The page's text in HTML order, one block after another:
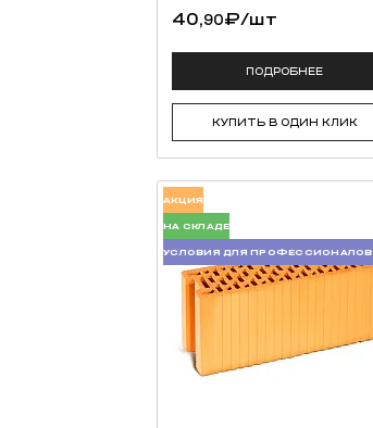
40,90₽/шт
ПОДРОБНЕЕ
КУПИТЬ В ОДИН КЛИК
АКЦИЯ
НА СКЛАДЕ
УСЛОВИЯ ДЛЯ ПРОФЕССИОНАЛОВ